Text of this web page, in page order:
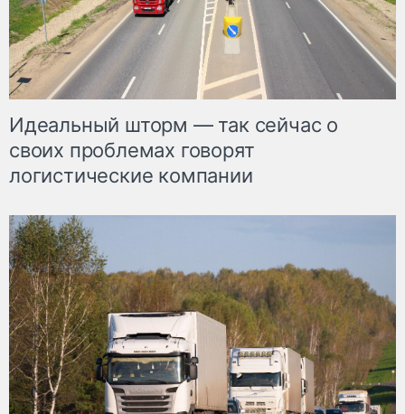
Идеальный шторм — так сейчас о
своих проблемах говорят
логистические компании